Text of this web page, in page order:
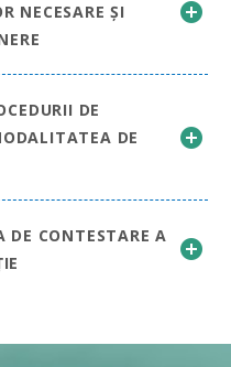
NECESARE ȘI
DE
DE
DE CONTESTARE A